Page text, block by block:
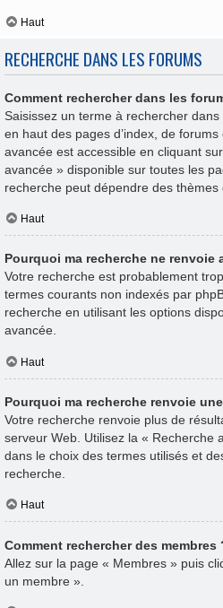
Haut
RECHERCHE DANS LES FORUMS
Comment rechercher dans les
Saisissez un terme à rechercher
en haut des pages d’index, de
avancée est accessible en cliquant
avancée » disponible sur toutes les
recherche peut dépendre des thèmes
Haut
Pourquoi ma recherche ne renvoie
Votre recherche est probablement
termes courants non indexés par
recherche en utilisant les options
avancée.
Haut
Pourquoi ma recherche renvoie
Votre recherche renvoie plus de
serveur Web. Utilisez la « Recherche
dans le choix des termes utilisés et
recherche.
Haut
Comment rechercher des membres
Allez sur la page « Membres » puis
un membre ».